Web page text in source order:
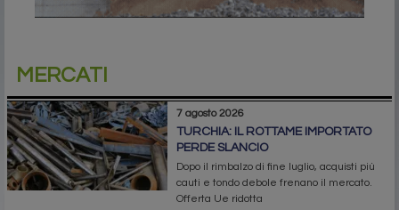
MERCATI
7 agosto 2026
TURCHIA: IL ROTTAME IMPORTATO
PERDE SLANCIO
Dopo il rimbalzo di fine luglio, acquisti più
cauti e tondo debole frenano il mercato.
Offerta Ue ridotta